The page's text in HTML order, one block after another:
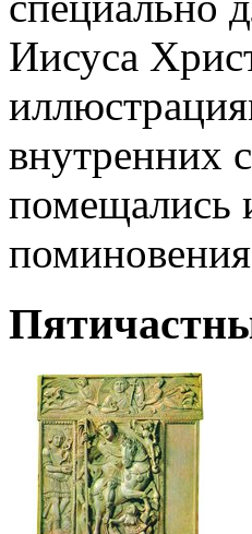
Иисуса
внутренних
помещались